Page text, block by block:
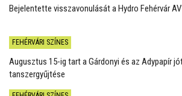
Bejelentette visszavonulását a Hydro Fehérvár
FEHÉRVÁRI SZÍNES
Augusztus 15-ig tart a Gárdonyi és az Adypapír
tanszergyűjtése